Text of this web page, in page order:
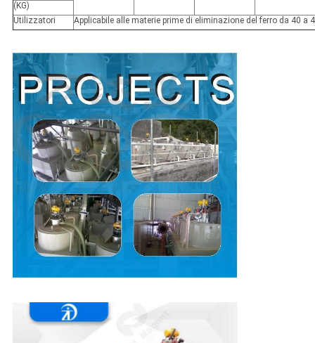
(KG)
Utilizzatori
Applicabile alle materie prime di eliminazione del ferro da 40 a